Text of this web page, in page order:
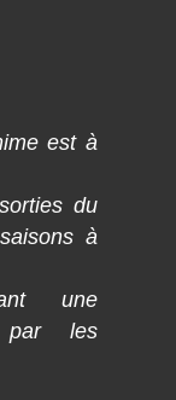
est à
du
à
une
par les